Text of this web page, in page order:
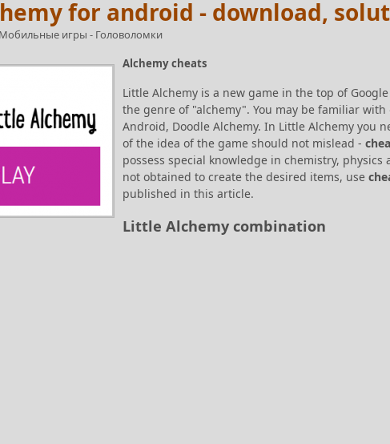
for android - download,
Мобильные игры - Головоломки
Alchemy cheats
Little Alchemy is a new game in the top of
the genre of "alchemy". You may be familiar
Android, Doodle Alchemy. In Little Alchemy you
of the idea of the game should not mislead -
possess special knowledge in chemistry,
not obtained to create the desired items, use
published in this article.
Little Alchemy combination